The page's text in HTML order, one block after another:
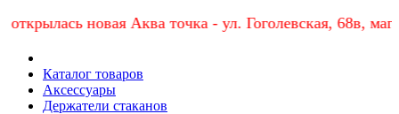
новая Аква точка - ул. Гоголевская, 68в, магазин
Каталог товаров
Аксессуары
Держатели стаканов